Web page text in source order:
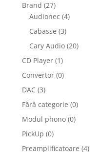
Brand (27)
Audionec (4)
Cabasse (3)
Cary Audio (20)
CD Player (1)
Convertor (0)
DAC (3)
Fără categorie (0)
Modul phono (0)
PickUp (0)
Preamplificatoare (4)